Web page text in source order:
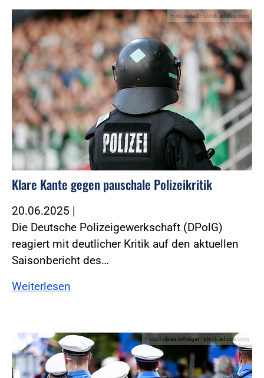
Foto:seite3 - stock.adobe.com
Klare Kante gegen pauschale Polizeikritik
20.06.2025 |
Die Deutsche Polizeigewerkschaft (DPolG)
reagiert mit deutlicher Kritik auf den aktuellen
Saisonbericht des…
Weiterlesen
Foto:Tobias Arhelger - stock.adobe.com